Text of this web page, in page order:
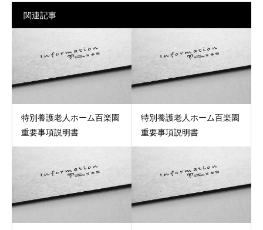
関連記事
特別養護老人ホーム百楽園
重要事項説明書
特別養護老人ホーム百楽園
重要事項説明書